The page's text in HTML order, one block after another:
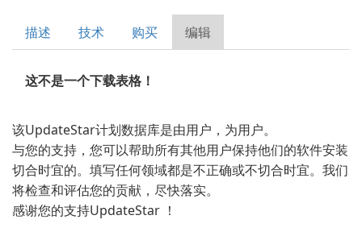
描述 技术 购买 编辑
这不是一个下载表格！
该UpdateStar计划数据库是由用户，为用户。
与您的支持，您可以帮助所有其他用户保持他们的软件安装
切合时宜的。填写任何领域都是不正确或不切合时宜。我们
将检查和评估您的贡献，尽快落实。
感谢您的支持UpdateStar ！